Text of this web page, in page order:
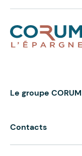
Le groupe CORUM
Contacts